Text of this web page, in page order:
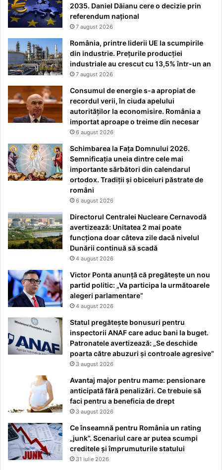
2035. Daniel Dăianu cere o decizie prin
referendum național
7 august 2026
România, printre liderii UE la scumpirile
din industrie. Prețurile producției
industriale au crescut cu 13,5% într-un an
7 august 2026
Consumul de energie s-a apropiat de
recordul verii, în ciuda apelului
autorităților la economisire. România a
importat aproape o treime din necesar
6 august 2026
Schimbarea la Fața Domnului 2026.
Semnificația uneia dintre cele mai
importante sărbători din calendarul
ortodox. Tradiții și obiceiuri păstrate de
români
6 august 2026
Directorul Centralei Nucleare Cernavodă
avertizează: Unitatea 2 mai poate
funcționa doar câteva zile dacă nivelul
Dunării continuă să scadă
4 august 2026
Victor Ponta anunță că pregătește un nou
partid politic: „Va participa la următoarele
alegeri parlamentare”
4 august 2026
Statul pregătește bonusuri pentru
inspectorii ANAF care aduc bani la buget.
Patronatele avertizează: „Se deschide
poarta către abuzuri și controale agresive”
3 august 2026
Avantaj major pentru mame: pensionare
anticipată fără penalizări. Ce trebuie să
faci pentru a beneficia de drept
3 august 2026
Ce înseamnă pentru România un rating
„junk”. Scenariul care ar putea scumpi
creditele și împrumuturile statului
31 iulie 2026